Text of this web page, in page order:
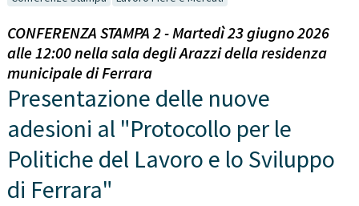
CONFERENZA STAMPA 2 - Martedì 23 giugno 2026
alle 12:00 nella sala degli Arazzi della residenza
municipale di Ferrara
Presentazione delle nuove
adesioni al "Protocollo per le
Politiche del Lavoro e lo Sviluppo
di Ferrara"